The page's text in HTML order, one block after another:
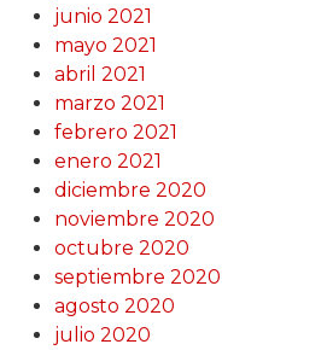
junio 2021
mayo 2021
abril 2021
marzo 2021
febrero 2021
enero 2021
diciembre 2020
noviembre 2020
octubre 2020
septiembre 2020
agosto 2020
julio 2020